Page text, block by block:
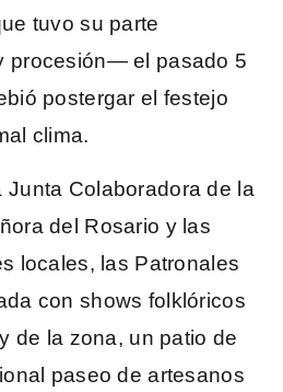
tuvo su parte
procesión— el pasado 5
postergar el festejo
clima.
Junta Colaboradora de la
del Rosario y las
locales, las Patronales
con shows folklóricos
de la zona, un patio de
paseo de artesanos